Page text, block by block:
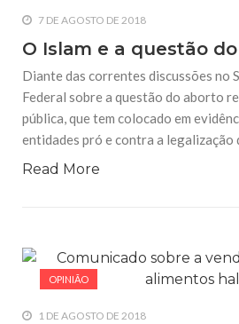
7 DE AGOSTO DE 2018
O Islam e a questão
Diante das correntes discussões no
Federal sobre a questão do aborto
pública, que tem colocado em
entidades pró e contra a
Read More
OPINIÃO
1 DE AGOSTO DE 2018